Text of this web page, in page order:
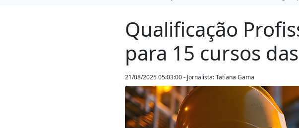
Qualificação
para 15 cursos
21/08/2025 05:03:00 - Jornalista: Tatiana Gama